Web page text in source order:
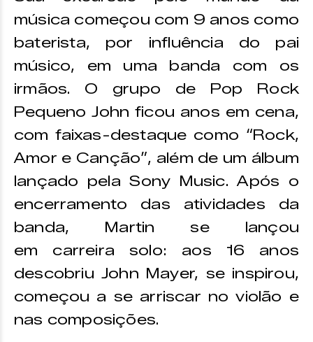
música começou com 9 anos como
baterista, por influência do pai
músico, em uma banda com os
irmãos. O grupo de Pop Rock
Pequeno John ficou anos em cena,
com faixas-destaque como “Rock,
Amor e Canção”, além de um álbum
lançado pela Sony Music. Após o
encerramento das atividades da
banda, Martin se lançou
em carreira solo: aos 16 anos
descobriu John Mayer, se inspirou,
começou a se arriscar no violão e
nas composições.